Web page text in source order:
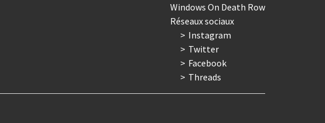
Windows On Death Row
Réseaux sociaux
Instagram
Twitter
Facebook
Threads